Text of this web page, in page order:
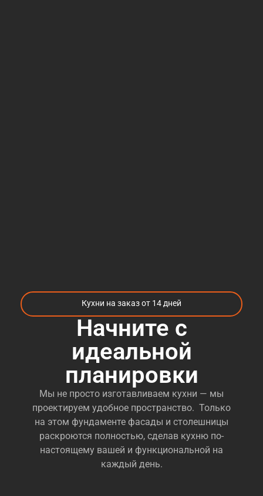
Кухни на заказ от 14 дней
Начните с
идеальной
планировки
Мы не просто изготавливаем кухни — мы
проектируем удобное пространство. Только
на этом фундаменте фасады и столешницы
раскроются полностью, сделав кухню по-
настоящему вашей и функциональной на
каждый день.